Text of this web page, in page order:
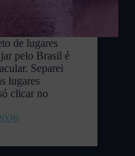
de lugares
pelo Brasil é
Separei
lugares
clicar no